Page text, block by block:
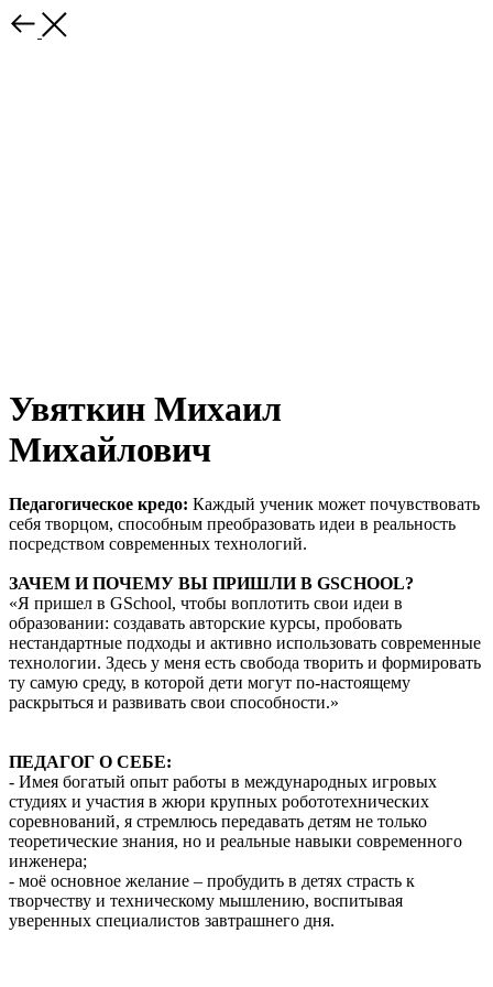
Увяткин Михаил
Михайлович
Педагогическое кредо: Каждый ученик может почувствовать
себя творцом, способным преобразовать идеи в реальность
посредством современных технологий.
ЗАЧЕМ И ПОЧЕМУ ВЫ ПРИШЛИ В GSCHOOL?
«Я пришел в GSchool, чтобы воплотить свои идеи в
образовании: создавать авторские курсы, пробовать
нестандартные подходы и активно использовать современные
технологии. Здесь у меня есть свобода творить и формировать
ту самую среду, в которой дети могут по-настоящему
раскрыться и развивать свои способности.»
ПЕДАГОГ О СЕБЕ:
- Имея богатый опыт работы в международных игровых
студиях и участия в жюри крупных робототехнических
соревнований, я стремлюсь передавать детям не только
теоретические знания, но и реальные навыки современного
инженера;
- моё основное желание – пробудить в детях страсть к
творчеству и техническому мышлению, воспитывая
уверенных специалистов завтрашнего дня.